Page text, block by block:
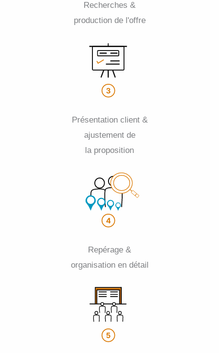
Recherches &
production de l'offre
Présentation client &
ajustement de
la proposition
Repérage &
organisation en détail